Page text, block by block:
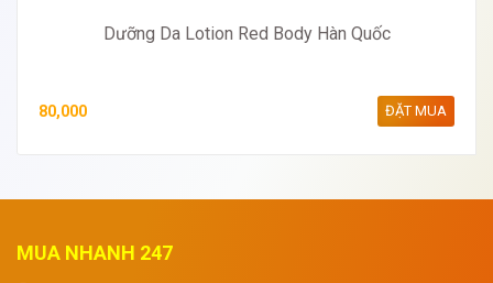
Dưỡng Da Lotion Red Body Hàn Quốc
80,000 ĐẶT MUA
MUA NHANH 247